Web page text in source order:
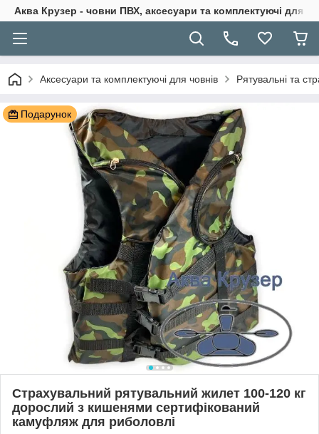
Аква Крузер - човни ПВХ, аксесуари та комплектуючі для
Аксесуари та комплектуючі для човнів Рятувальні та
Подарунок
Страхувальний рятувальний жилет 100-120 кг
дорослий з кишенями сертифікований
камуфляж для риболовлі